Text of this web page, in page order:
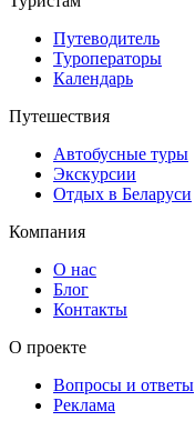
Путеводитель
Туроператоры
Календарь
Путешествия
Автобусные туры
Экскурсии
Отдых в Беларуси
Компания
О нас
Блог
Контакты
О проекте
Вопросы и ответы
Реклама